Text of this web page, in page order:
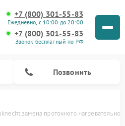
+7 (800) 301-55-83
Ежедневно, с 10:00 до 20:00
+7 (800) 301-55-83
Звонок бесплатный по РФ
Позвонить
замена проточного